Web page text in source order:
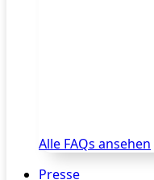
Alle FAQs ansehen
Presse